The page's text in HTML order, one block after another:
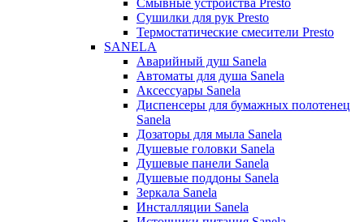
Смывные устройства Presto
Сушилки для рук Presto
Термостатические смесители Presto
SANELA
Аварийный душ Sanela
Автоматы для душа Sanela
Аксессуары Sanela
Диспенсеры для бумажных полотенец
Sanela
Дозаторы для мыла Sanela
Душевые головки Sanela
Душевые панели Sanela
Душевые поддоны Sanela
Зеркала Sanela
Инсталляции Sanela